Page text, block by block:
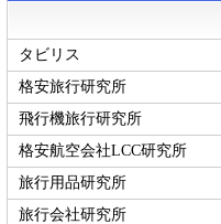
タビリス
格安旅行研究所
飛行機旅行研究所
格安航空会社LCC研究所
旅行用品研究所
旅行会社研究所